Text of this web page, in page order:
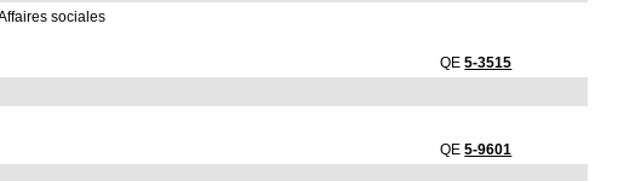
sociales
QE5-3515
QE5-9601